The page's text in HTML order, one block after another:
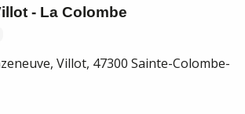
- La Colombe
Villot, 47300 Sainte-Colombe-